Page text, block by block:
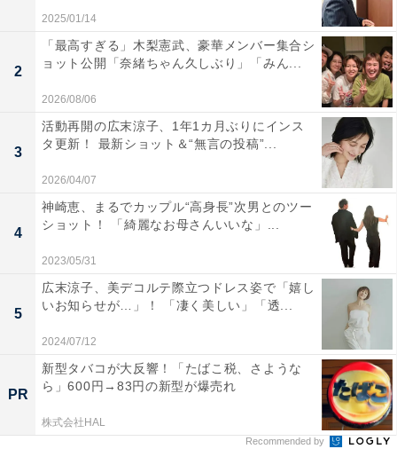
2025/01/14
2
「最高すぎる」木梨憲武、豪華メンバー集合シ
ョット公開「奈緒ちゃん久しぶり」「みん...
2026/08/06
3
活動再開の広末涼子、1年1カ月ぶりにインス
タ更新！ 最新ショット＆“無言の投稿”...
2026/04/07
4
神崎恵、まるでカップル“高身長”次男とのツー
ショット！ 「綺麗なお母さんいいな」...
2023/05/31
5
広末涼子、美デコルテ際立つドレス姿で「嬉し
いお知らせが…」！ 「凄く美しい」「透...
2024/07/12
PR
新型タバコが大反響！「たばこ税、さような
ら」600円→83円の新型が爆売れ
株式会社HAL
Recommended by